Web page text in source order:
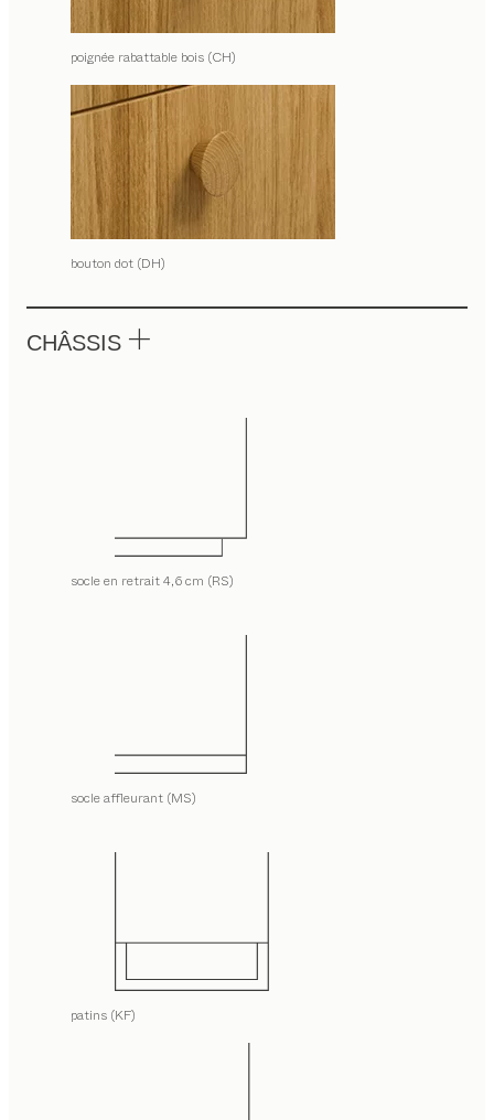
poignée rabattable bois (CH)
bouton dot (DH)
CHÂSSIS
socle en retrait 4,6 cm (RS)
socle affleurant (MS)
patins (KF)